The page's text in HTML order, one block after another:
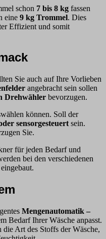
schon 7 bis 8 kg fassen
eine 9 kg Trommel. Dies
Effizient und somit
Sie auch auf Ihre Vorlieben
angebracht sein sollen
Drehwähler bevorzugen.
können. Soll der
sensorgesteuert sein.
Sie.
für jeden Bedarf und
bei den verschiedenen
Mengenautomatik –
Bedarf Ihrer Wäsche anpasst.
die Art des Stoffs der Wäsche,